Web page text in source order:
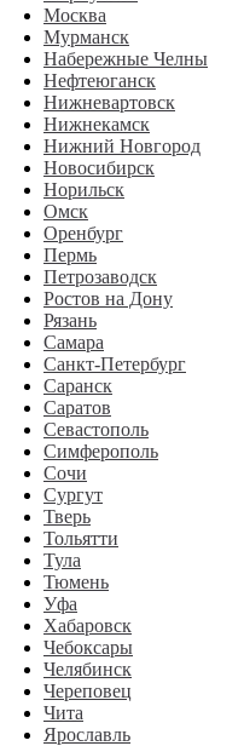
Москва
Мурманск
Набережные Челны
Нефтеюганск
Нижневартовск
Нижнекамск
Нижний Новгород
Новосибирск
Норильск
Омск
Оренбург
Пермь
Петрозаводск
Ростов на Дону
Рязань
Самара
Санкт-Петербург
Саранск
Саратов
Севастополь
Симферополь
Сочи
Сургут
Тверь
Тольятти
Тула
Тюмень
Уфа
Хабаровск
Чебоксары
Челябинск
Череповец
Чита
Ярославль